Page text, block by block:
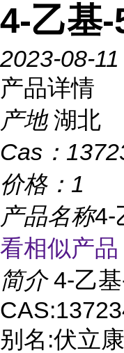
4-乙基-
2023-08-11
产品详情
产地 湖北
Cas：
价格： 1
产品名称4-
看相似产
简介 4-乙
别名:伏立